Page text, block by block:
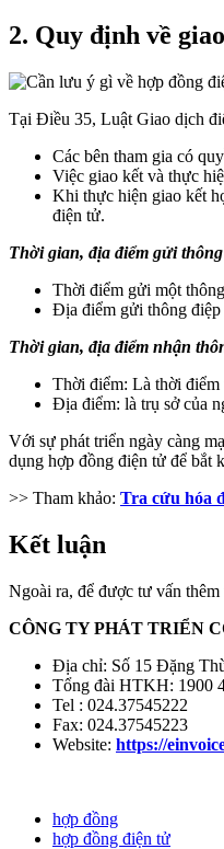
2. Quy định về
Tại Điều 35, Luật Giao dịch
Các bên tham gia có
Việc giao kết và thực
Khi thực hiện giao kết
điện tử.
Thời gian, địa điểm gửi
Thời điểm gửi một
Địa điểm gửi thông điệp
Thời gian, địa điểm nhận
Thời điểm: Là thời
Địa điểm: là trụ sở của
Với sự phát triển ngày càng
dụng hợp đồng điện tử để bắt
>> Tham khảo: Tra cứu hóa
Kết luận
Ngoài ra, để được tư vấn
CÔNG TY PHÁT TRIỂN
Địa chỉ: Số 15 Đặng
Tổng đài HTKH: 1900
Tel : 024.37545222
Fax: 024.37545223
Website: https://
hợp đồng
hợp đồng điện tử